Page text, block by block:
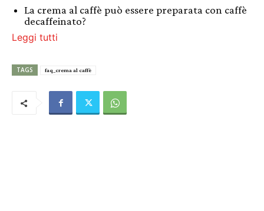
La crema al caffè può essere preparata con caffè
decaffeinato?
Leggi tutti
TAGS faq_crema al caffè